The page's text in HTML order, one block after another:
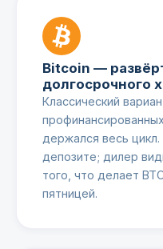
Bitcoin —
долгосрочного
Классический
держался весь
депозите; дилер
того, что делает
пятницей.